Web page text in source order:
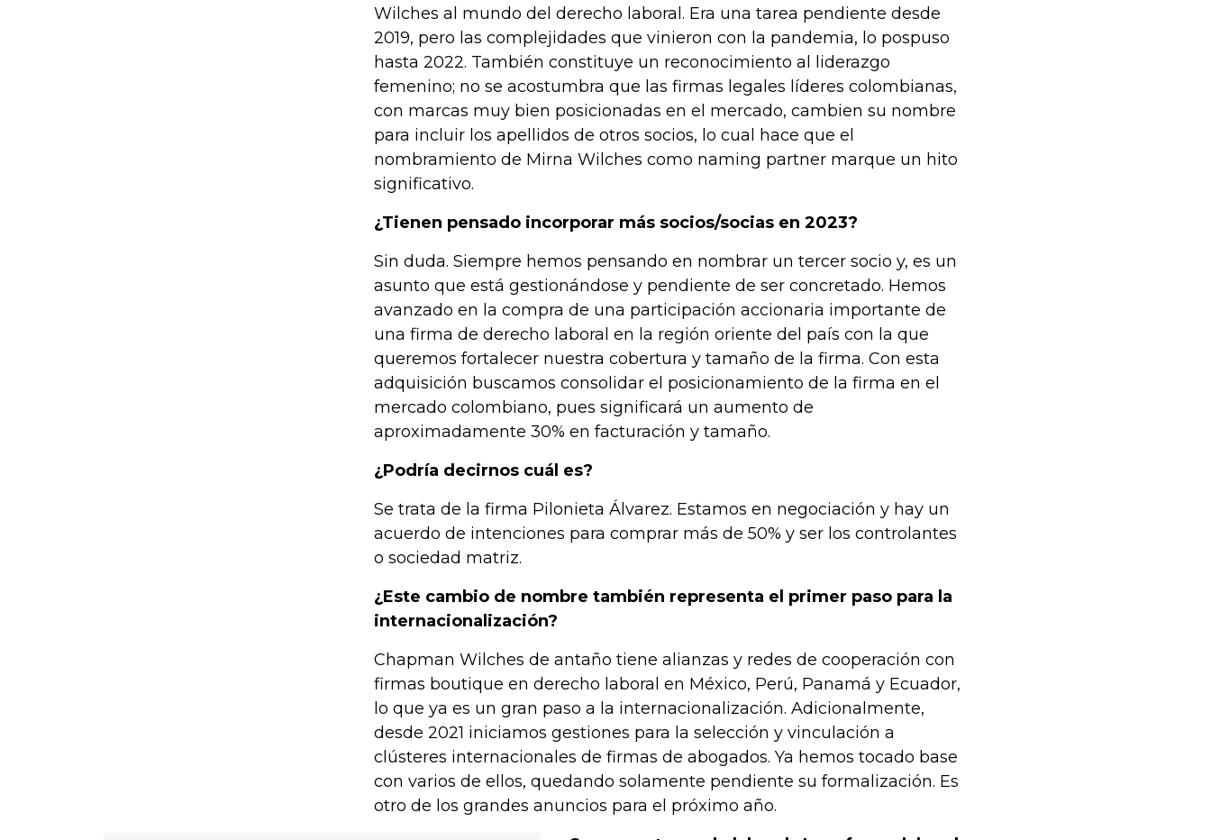
Wilches al mundo del derecho laboral. Era una tarea pendiente desde
2019, pero las complejidades que vinieron con la pandemia, lo pospuso
hasta 2022. También constituye un reconocimiento al liderazgo
femenino; no se acostumbra que las firmas legales líderes colombianas,
con marcas muy bien posicionadas en el mercado, cambien su nombre
para incluir los apellidos de otros socios, lo cual hace que el
nombramiento de Mirna Wilches como naming partner marque un hito
significativo.
¿Tienen pensado incorporar más socios/socias en 2023?
Sin duda. Siempre hemos pensando en nombrar un tercer socio y, es un
asunto que está gestionándose y pendiente de ser concretado. Hemos
avanzado en la compra de una participación accionaria importante de
una firma de derecho laboral en la región oriente del país con la que
queremos fortalecer nuestra cobertura y tamaño de la firma. Con esta
adquisición buscamos consolidar el posicionamiento de la firma en el
mercado colombiano, pues significará un aumento de
aproximadamente 30% en facturación y tamaño.
¿Podría decirnos cuál es?
Se trata de la firma Pilonieta Álvarez. Estamos en negociación y hay un
acuerdo de intenciones para comprar más de 50% y ser los controlantes
o sociedad matriz.
¿Este cambio de nombre también representa el primer paso para la
internacionalización?
Chapman Wilches de antaño tiene alianzas y redes de cooperación con
firmas boutique en derecho laboral en México, Perú, Panamá y Ecuador,
lo que ya es un gran paso a la internacionalización. Adicionalmente,
desde 2021 iniciamos gestiones para la selección y vinculación a
clústeres internacionales de firmas de abogados. Ya hemos tocado base
con varios de ellos, quedando solamente pendiente su formalización. Es
otro de los grandes anuncios para el próximo año.